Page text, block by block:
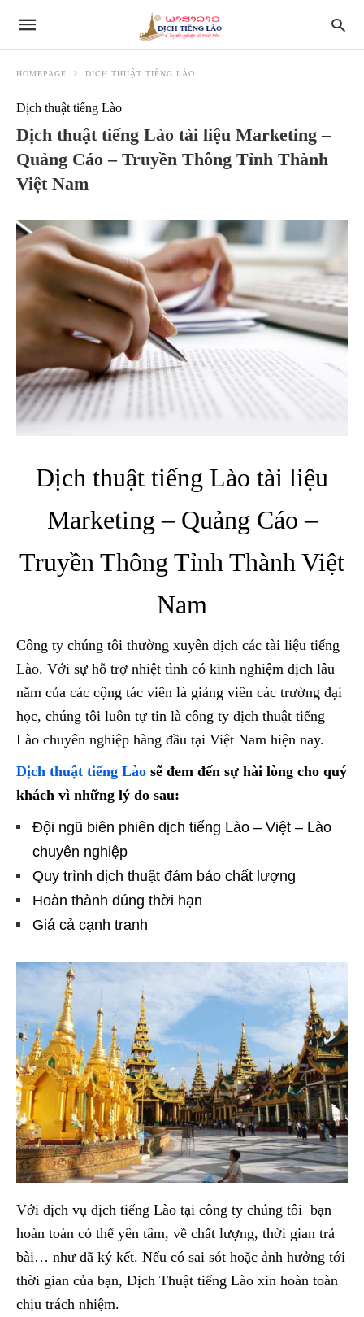
HOMEPAGE DỊCH THUẬT TIẾNG LÀO
Dịch thuật tiếng Lào
Dịch thuật tiếng Lào tài liệu Marketing –
Quảng Cáo – Truyền Thông Tỉnh Thành
Việt Nam
Dịch thuật tiếng Lào tài liệu
Marketing – Quảng Cáo –
Truyền Thông Tỉnh Thành Việt
Nam
Công ty chúng tôi thường xuyên dịch các tài liệu tiếng
Lào. Với sự hỗ trợ nhiệt tình có kinh nghiệm dịch lâu
năm của các cộng tác viên là giảng viên các trường đại
học, chúng tôi luôn tự tin là công ty dịch thuật tiếng
Lào chuyên nghiệp hàng đầu tại Việt Nam hiện nay.
Dịch thuật tiếng Lào sẽ đem đến sự hài lòng cho quý
khách vì những lý do sau:
Đội ngũ biên phiên dịch tiếng Lào – Việt – Lào
chuyên nghiệp
Quy trình dịch thuật đảm bảo chất lượng
Hoàn thành đúng thời hạn
Giá cả cạnh tranh
Với dịch vụ dịch tiếng Lào tại công ty chúng tôi bạn
hoàn toàn có thể yên tâm, về chất lượng, thời gian trả
bài… như đã ký kết. Nếu có sai sót hoặc ảnh hưởng tới
thời gian của bạn, Dịch Thuật tiếng Lào xin hoàn toàn
chịu trách nhiệm.